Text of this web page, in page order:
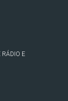
RÁDIO E